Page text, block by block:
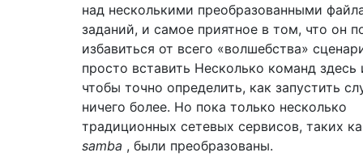
над несколькими преобразованными
заданий, и самое приятное в том, что он
избавиться от всего «волшебства»
просто вставить Несколько команд здесь
чтобы точно определить, как запустить
ничего более. Но пока только несколько
традиционных сетевых сервисов, таких
samba , были преобразованы.